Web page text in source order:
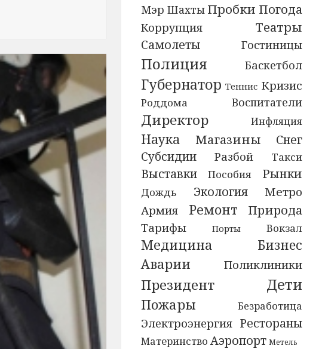
Мэр Шахты Пробки Погода
Коррупция Театры
Самолеты Гостиницы
Полиция Баскетбол
Губернатор Теннис Кризис
Роддома Воспитатели
Директор Инфляция
Наука Магазины Снег
Субсидии Разбой Такси
Выставки Пособия Рынки
Дождь Экология
Метро
Армия
Ремонт Природа
Тарифы Порты Вокзал
Медицина
Бизнес
Аварии
Поликлиники
Президент Дети
Пожары Безработица
Электроэнергия Рестораны
Материнство Аэропорт Метель
В Пермском крае общественники организовали для